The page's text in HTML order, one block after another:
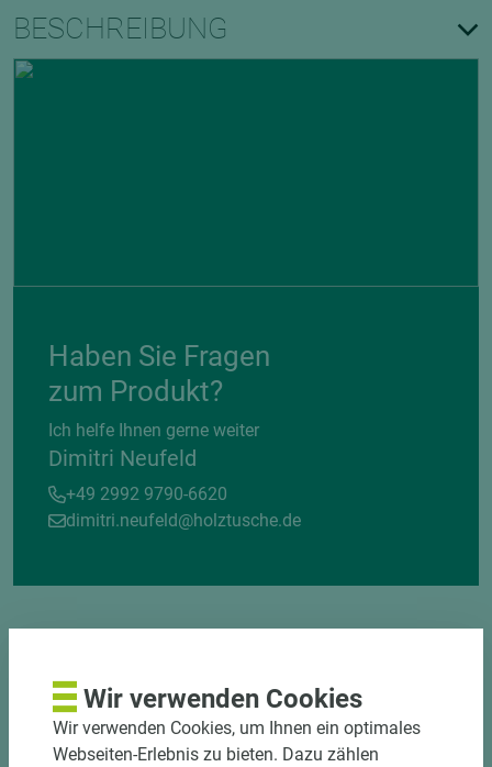
BESCHREIBUNG
Haben Sie Fragen
zum Produkt?
Ich helfe Ihnen gerne weiter
Dimitri Neufeld
+49 2992 9790-6620
dimitri.neufeld@holztusche.de
DOWNLOADS
Wir verwenden Cookies
Wir verwenden Cookies, um Ihnen ein optimales
Webseiten-Erlebnis zu bieten. Dazu zählen